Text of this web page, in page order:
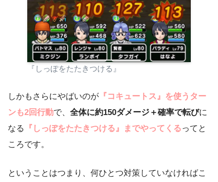
『しっぽをたたきつける』
しかもさらにやばいのが 『コキュートス』を使うター
ンも2回行動で、 全体に約150ダメージ＋確率で転びに
なる 『しっぽをたたきつける』までやってくるってと
ころです。
ということはつまり、何ひとつ対策していなければこ